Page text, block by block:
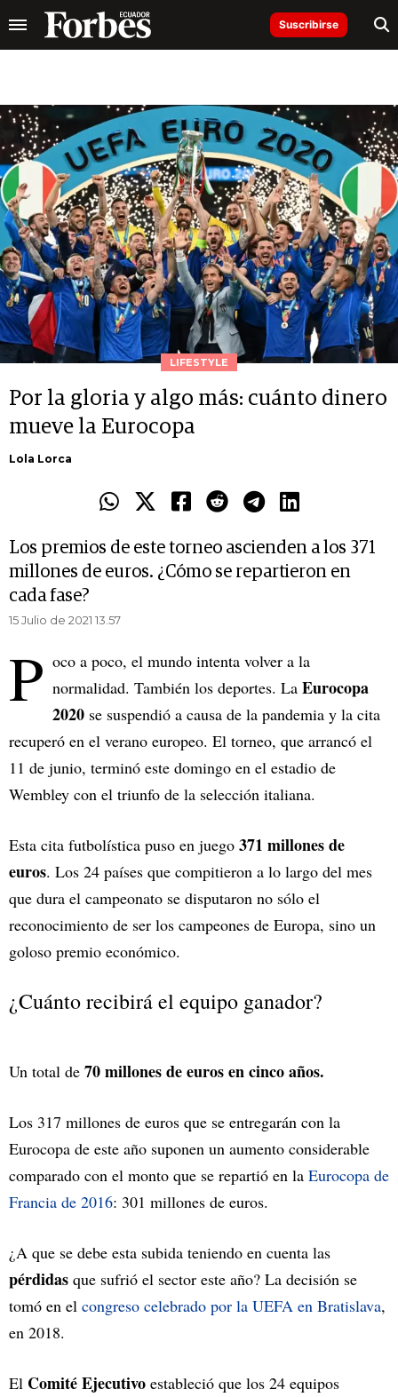
Suscribirse
LIFESTYLE
Por la gloria y algo más: cuánto dinero
mueve la Eurocopa
Lola Lorca
Los premios de este torneo ascienden a los 371
millones de euros. ¿Cómo se repartieron en
cada fase?
15 Julio de 2021 13.57
P oco a poco, el mundo intenta volver a la
normalidad. También los deportes. La Eurocopa
2020 se suspendió a causa de la pandemia y la cita
recuperó en el verano europeo. El torneo, que arrancó el
11 de junio, terminó este domingo en el estadio de
Wembley con el triunfo de la selección italiana.
Esta cita futbolística puso en juego 371 millones de
euros. Los 24 países que compitieron a lo largo del mes
que dura el campeonato se disputaron no sólo el
reconocimiento de ser los campeones de Europa, sino un
goloso premio económico.
¿Cuánto recibirá el equipo ganador?
Un total de 70 millones de euros en cinco años.
Los 317 millones de euros que se entregarán con la
Eurocopa de este año suponen un aumento considerable
comparado con el monto que se repartió en la Eurocopa de
Francia de 2016: 301 millones de euros.
¿A que se debe esta subida teniendo en cuenta las
pérdidas que sufrió el sector este año? La decisión se
tomó en el congreso celebrado por la UEFA en Bratislava,
en 2018.
El Comité Ejecutivo estableció que los 24 equipos